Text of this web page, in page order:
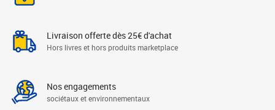
Livraison offerte dès 25€ d'achat
Hors livres et hors produits marketplace
Nos engagements
sociétaux et environnementaux